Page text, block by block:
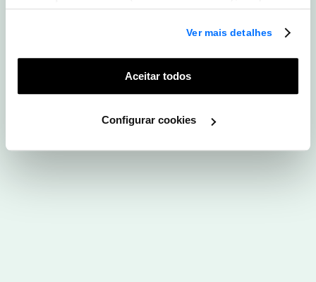
este serviço às suas preferências e apresentar-lhe
funcionalidades (cookies de personalização e
(cookies de publicidade personalizada). Pode gerir a
utilização dos cookies clicando em "
Ver mais detalhes
Aceitar todos
Configurar cookies